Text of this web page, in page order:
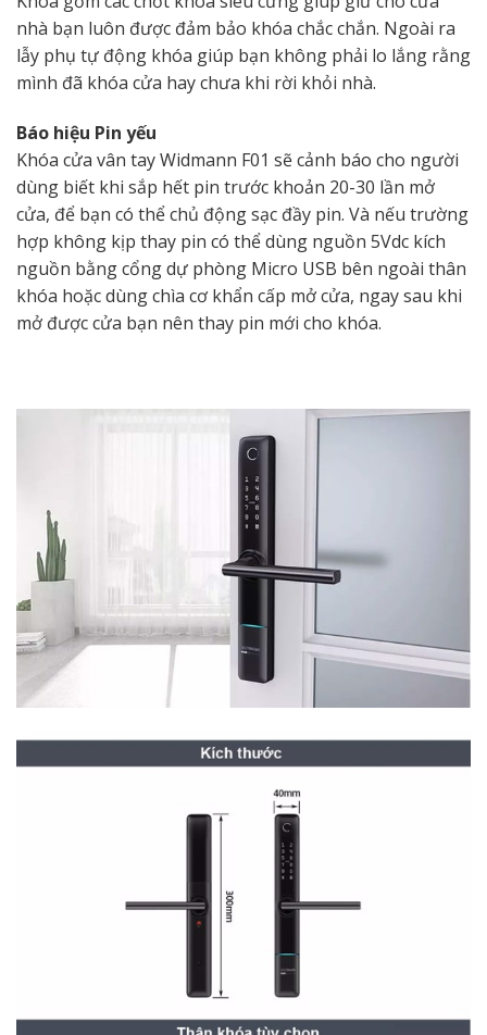
nhà bạn luôn được đảm bảo khóa chắc chắn. Ngoài ra
lẫy phụ tự động khóa giúp bạn không phải lo lắng rằng
mình đã khóa cửa hay chưa khi rời khỏi nhà.
Báo hiệu Pin yếu
Khóa cửa vân tay Widmann F01 sẽ cảnh báo cho người
dùng biết khi sắp hết pin trước khoản 20-30 lần mở
cửa, để bạn có thể chủ động sạc đầy pin. Và nếu trường
hợp không kịp thay pin có thể dùng nguồn 5Vdc kích
nguồn bằng cổng dự phòng Micro USB bên ngoài thân
khóa hoặc dùng chìa cơ khẩn cấp mở cửa, ngay sau khi
mở được cửa bạn nên thay pin mới cho khóa.